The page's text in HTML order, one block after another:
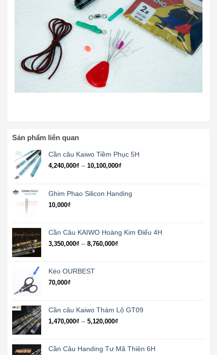
Sản phẩm liên quan
Cần câu Kaiwo Tiềm Phục 5H
4,240,000₫ – 10,100,000₫
4,240,000₫
đến
Ghim Phao Silicon Handing
10,000₫
Cần Câu KAIWO Hoàng Kim Điếu 4H
3,350,000₫ – 8,760,000₫
Kéo OURBEST
70,000₫
Cần câu Kaiwo Thám Lộ GT09
1,470,000₫ – 5,120,000₫
1,470,000₫
Cần Câu Handing Tư Mã Thiên 6H